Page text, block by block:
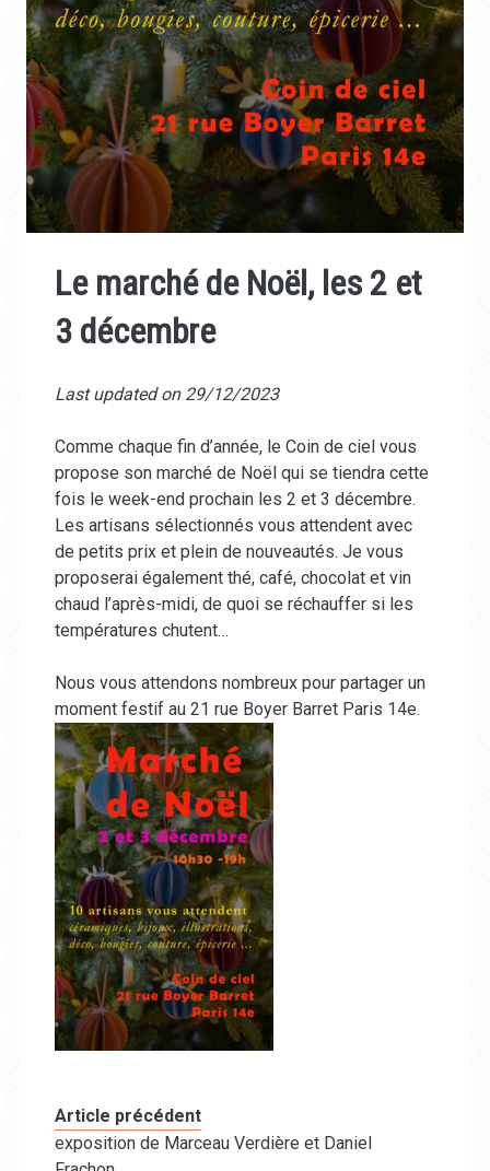
Le marché de Noël, les 2 et
3 décembre
Last updated on 29/12/2023
Comme chaque fin d’année, le Coin de ciel vous
propose son marché de Noël qui se tiendra cette
fois le week-end prochain les 2 et 3 décembre.
Les artisans sélectionnés vous attendent avec
de petits prix et plein de nouveautés. Je vous
proposerai également thé, café, chocolat et vin
chaud l’après-midi, de quoi se réchauffer si les
températures chutent…
Nous vous attendons nombreux pour partager un
moment festif au 21 rue Boyer Barret Paris 14e.
Article précédent
exposition de Marceau Verdière et Daniel